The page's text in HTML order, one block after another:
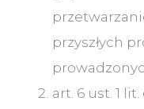
przyszłych
art. 6 ust. 1